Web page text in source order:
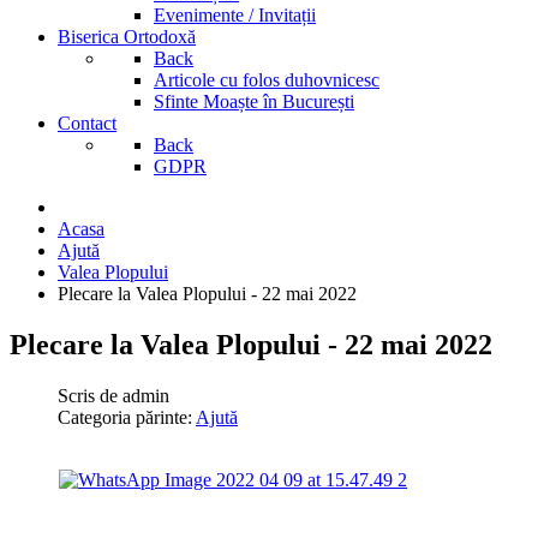
Evenimente / Invitații
Biserica Ortodoxă
Back
Articole cu folos duhovnicesc
Sfinte Moaște în București
Contact
Back
GDPR
Acasa
Ajută
Valea Plopului
Plecare la Valea Plopului - 22 mai 2022
Plecare la Valea Plopului - 22 mai 2022
Scris de admin
Categoria părinte: Ajută